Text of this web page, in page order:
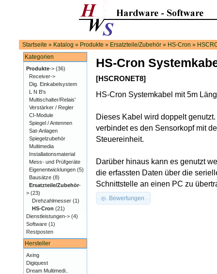
Startseite » Katalog » Produkte » Ersatzteile/Zubehör » HS-Cron »
HS-Cron
[HSCRONET8]
HS-Cron Systemkabel mit 5m
Dieses Kabel wird doppelt
verbindet es den Sensorkopf mit
Steuereinheit.
Darüber hinaus kann es genutzt
die erfassten Daten über die
Schnittstelle an einen PC zu
Bewertungen
Kategorien
Produkte-> (36)
Receiver->
Dig. Einkabelsystem
L N B's
Multischalter/Relais'
Verstärker / Regler
CI-Module
Spiegel / Antennen
Sat-Anlagen
Spiegelzubehör
Multimedia
Installationsmaterial
Mess- und Prüfgeräte
Eigenentwicklungen (5)
Bausätze (8)
Ersatzteile/Zubehör-
> (23)
Drehzahlmesser (1)
HS-Cron (21)
Dienstleistungen-> (4)
Software (1)
Restposten
Hersteller
Axing
Digiquest
Dream Multimedi..